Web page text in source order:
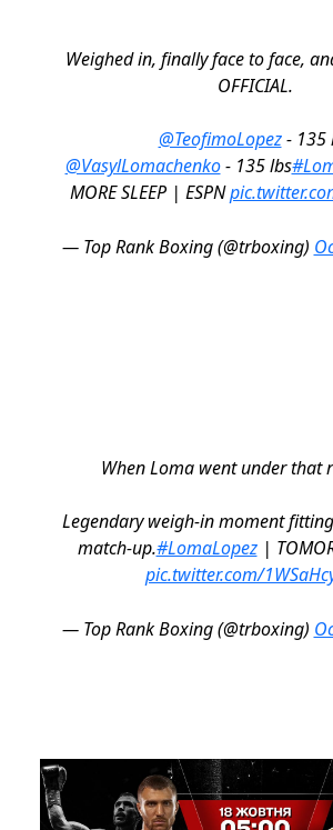
Weighed in, finally face to face,
OFFICIAL.
@TeofimoLopez- 135
@VasylLomachenko- 135 lbs
MORE SLEEP | ESPN
— Top Rank Boxing (@trboxing)
When Loma went under that
Legendary weigh-in moment
match-up.#LomaLopez|
pic.twitter.com/
— Top Rank Boxing (@trboxing)